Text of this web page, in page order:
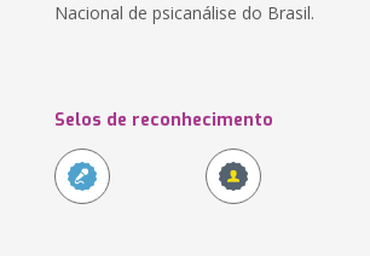
Nacional de psicanálise do Brasil.
Selos de reconhecimento